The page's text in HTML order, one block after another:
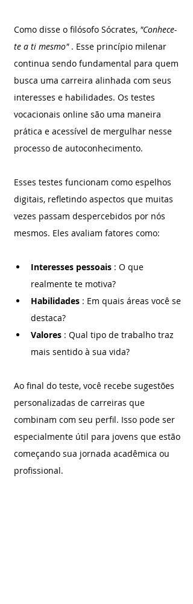
Como disse o filósofo Sócrates, "Conhece-
te a ti mesmo" . Esse princípio milenar
continua sendo fundamental para quem
busca uma carreira alinhada com seus
interesses e habilidades. Os testes
vocacionais online são uma maneira
prática e acessível de mergulhar nesse
processo de autoconhecimento.
Esses testes funcionam como espelhos
digitais, refletindo aspectos que muitas
vezes passam despercebidos por nós
mesmos. Eles avaliam fatores como:
Interesses pessoais : O que
realmente te motiva?
Habilidades : Em quais áreas você se
destaca?
Valores : Qual tipo de trabalho traz
mais sentido à sua vida?
Ao final do teste, você recebe sugestões
personalizadas de carreiras que
combinam com seu perfil. Isso pode ser
especialmente útil para jovens que estão
começando sua jornada acadêmica ou
profissional.